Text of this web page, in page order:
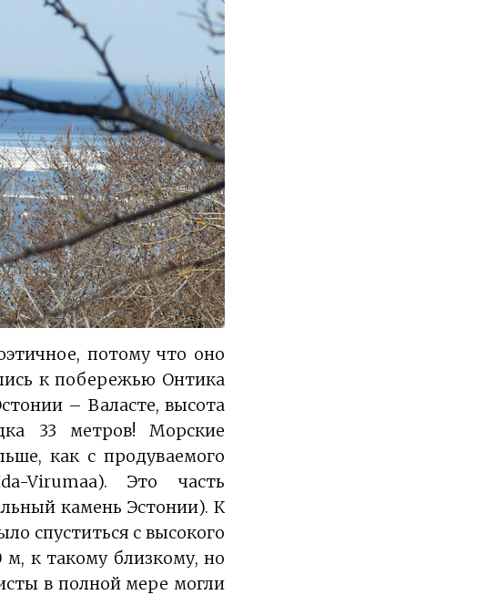
потому что оно
к побережью Онтика
– Валасте, высота
33 метров! Морские
как с продуваемого
Virumaa). Это часть
камень Эстонии). К
спуститься с высокого
к такому близкому, но
в полной мере могли